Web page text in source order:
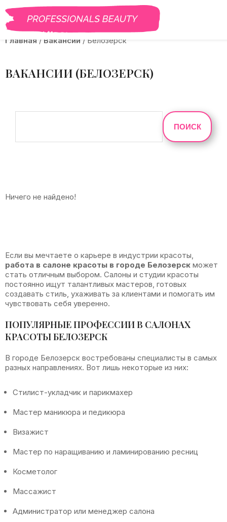
BEAUTY PRO САЛОНЫ ВАКАНСИИ КУРСЫ
Главная / Вакансии / Белозерск
ВАКАНСИИ (БЕЛОЗЕРСК)
ПОИСК
Ничего не найдено!
1
Если вы мечтаете о карьере в индустрии красоты,
работа в салоне красоты в городе Белозерск может
стать отличным выбором. Салоны и студии красоты
постоянно ищут талантливых мастеров, готовых
создавать стиль, ухаживать за клиентами и помогать им
чувствовать себя уверенно.
ПОПУЛЯРНЫЕ ПРОФЕССИИ В САЛОНАХ
КРАСОТЫ БЕЛОЗЕРСК
В городе Белозерск востребованы специалисты в самых
разных направлениях. Вот лишь некоторые из них:
Стилист-укладчик и парикмахер
Мастер маникюра и педикюра
Визажист
Мастер по наращиванию и ламинированию ресниц
Косметолог
Массажист
Администратор или менеджер салона